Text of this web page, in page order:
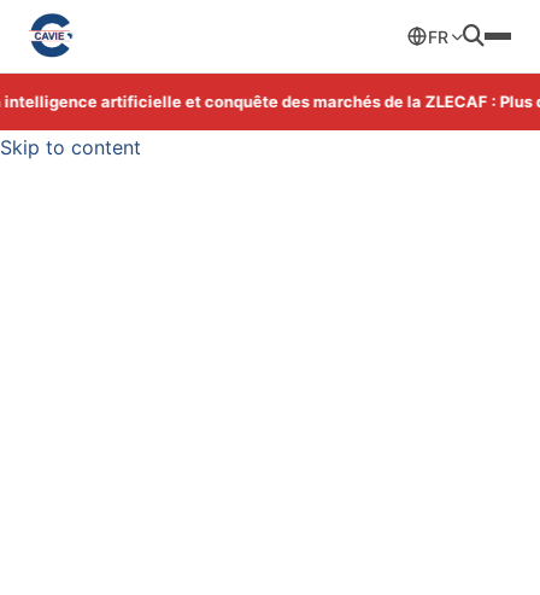
Skip to content
artificielle et conquête des marchés de la ZLECAF : Plus
FR